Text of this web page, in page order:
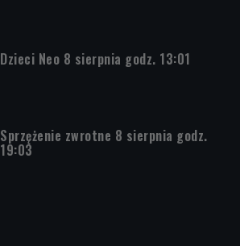
Dzieci Neo 8 sierpnia godz. 13:01
Sprzężenie zwrotne 8 sierpnia godz.
19:03